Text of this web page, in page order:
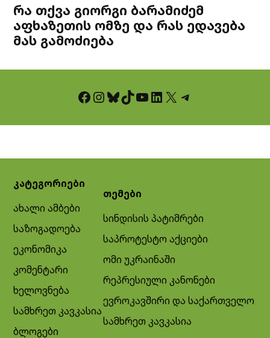
რა თქვა გიორგი ბარამიძემ
აფხაზეთის ომზე და რას ედავება
მას გამოძიება
Facebook InstagramBluesky TikTok YouTube LinkedIn X Telegram
კატეგორიები
ახალი ამბები
საზოგადოება
ეკონომიკა
კომენტარი
ხელოვნება
სამხრეთ კავკასია
ბლოგები
თემები
სინდისის პატიმრები
საპროტესტო აქციები
ომი უკრაინაში
რეპრესიული კანონები
ევროკავშირი და საქართველო
სამხრეთ კავკასია